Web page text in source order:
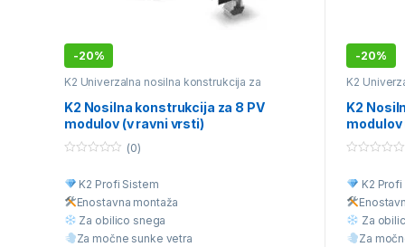
-20%
K2 Univerzalna nosilna konstrukcija za
K2 Nosilna konstrukcija za 8 PV
modulov (v ravni vrsti)
u
o
f
5
(0)
K2 Profi Sistem
Enostavna montaža
Za obilico snega
Za močne sunke vetra
-20%
K2
K2
modulov
u
t
o
f
5
K2
Za
Za